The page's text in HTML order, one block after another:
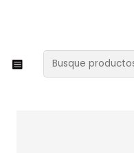
XMAS SALE
Lentes y
Lentes de Sol